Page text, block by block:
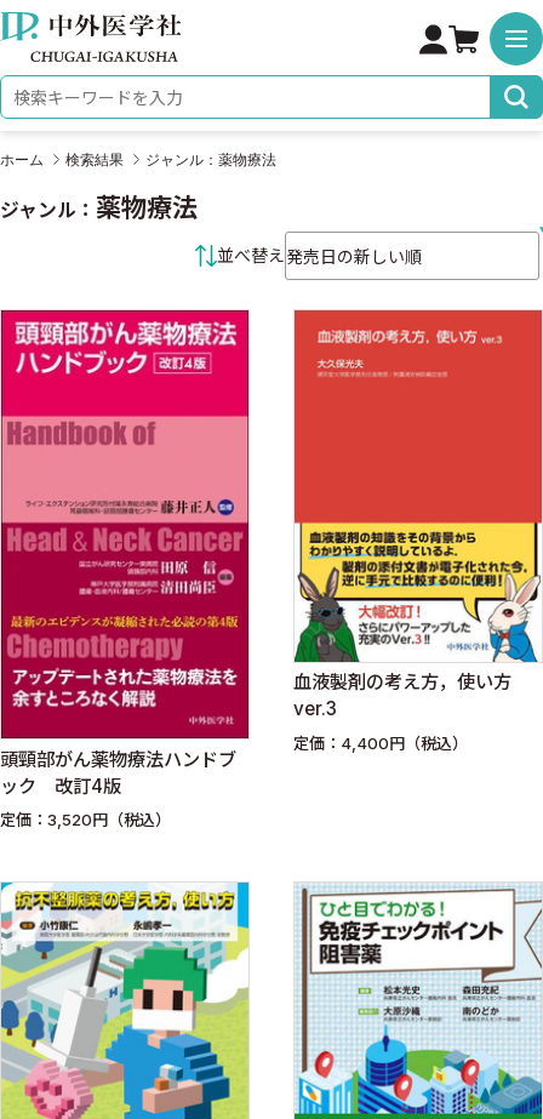
株式会社 中外医学社
検索キーワード
ホーム 検索結果 ジャンル：薬物療法
ジャンル： 薬物療法
並べ替え並べ替え条件
頭頸部がん薬物療法ハンドブ
ック 改訂4版
定価：3,520円（税込）
血液製剤の考え方，使い方
ver.3
定価：4,400円（税込）